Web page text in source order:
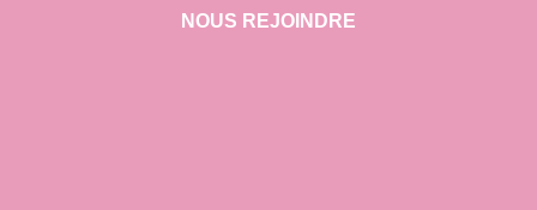
NOUS REJOINDRE